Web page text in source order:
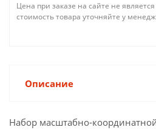
Цена при заказе на сайте не
стоимость товара уточняйте у
Описание
Набор масштабно-